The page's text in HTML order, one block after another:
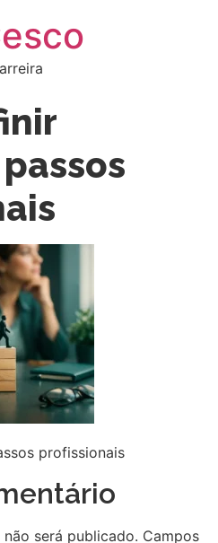
profissionais
será publicado. Campos